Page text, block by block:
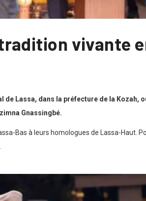
vivante
Lassa, dans la préfecture de la
Gnassingbé.
Bas à leurs homologues de Lassa-Haut.